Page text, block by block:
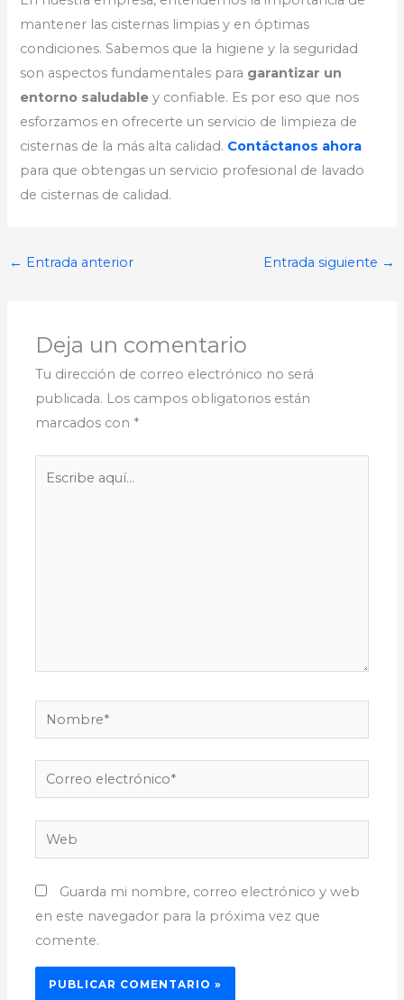
mantener las cisternas limpias y en óptimas
condiciones. Sabemos que la higiene y la seguridad
son aspectos fundamentales para garantizar un
entorno saludable y confiable. Es por eso que nos
esforzamos en ofrecerte un servicio de limpieza de
cisternas de la más alta calidad. Contáctanos ahora
para que obtengas un servicio profesional de lavado
de cisternas de calidad.
← Entrada anterior Entrada siguiente →
Deja un comentario
Tu dirección de correo electrónico no será
publicada. Los campos obligatorios están
marcados con *
Nombre*
Correo
electrónico*
Web
Guarda mi nombre, correo electrónico y web
en este navegador para la próxima vez que
comente.